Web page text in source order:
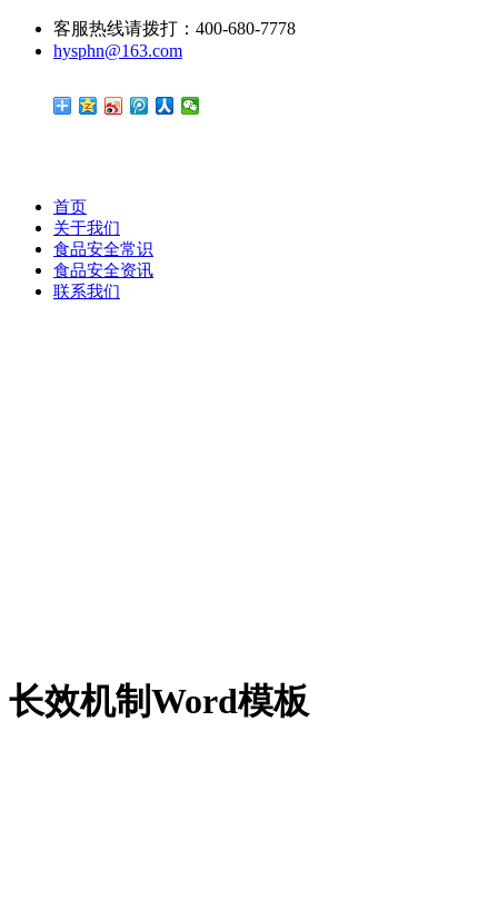
客服热线请拨打：400-680-7778
hysphn@163.com
首页
关于我们
食品安全常识
食品安全资讯
联系我们
长效机制Word模板